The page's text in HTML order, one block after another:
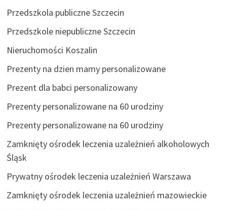
Przedszkola publiczne Szczecin
Przedszkole niepubliczne Szczecin
Nieruchomości Koszalin
Prezenty na dzien mamy personalizowane
Prezent dla babci personalizowany
Prezenty personalizowane na 60 urodziny
Prezenty personalizowane na 60 urodziny
Zamknięty ośrodek leczenia uzależnień alkoholowych
Śląsk
Prywatny ośrodek leczenia uzależnień Warszawa
Zamknięty ośrodek leczenia uzależnień mazowieckie